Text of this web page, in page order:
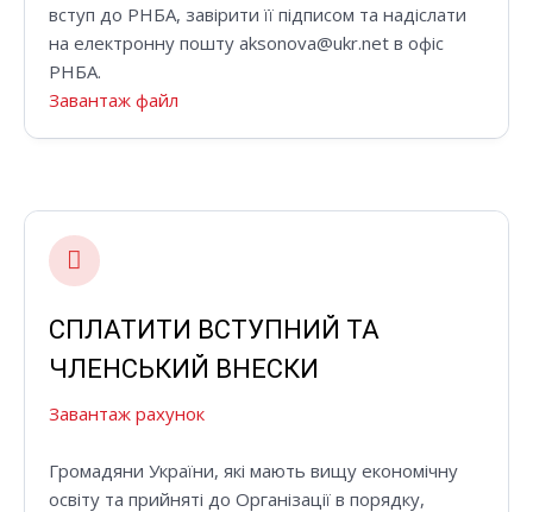
вступ до РНБА, завірити її підписом та надіслати
на електронну пошту aksonova@ukr.net в офіс
РНБА.
Завантаж файл
СПЛАТИТИ ВСТУПНИЙ ТА
ЧЛЕНСЬКИЙ ВНЕСКИ
Завантаж рахунок
Громадяни України, які мають вищу економічну
освіту та прийняті до Організації в порядку,